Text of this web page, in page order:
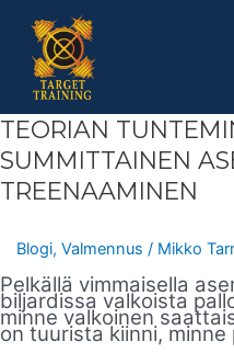
content
TEORIAN
SUMMITTAINEN
TREENAAMINEN
Blogi, Valmennus / Mikko
Pelkällä vimmaisella
biljardissa valkoista
minne valkoinen
on tuurista kiinni, minne
TEORIAN
TUNTEMINEN
vs
SUMMITTAINEN
ASENTEELLA
TREENAAMINEN